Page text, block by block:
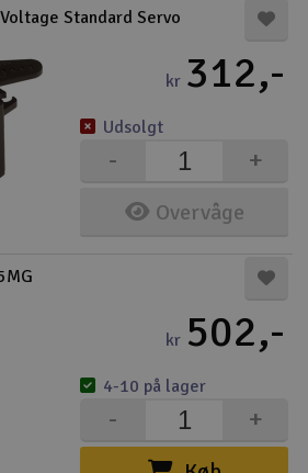
Standard Servo
kr 312,-
Overvåge
+
-
Udsolgt
kr 502,-
+
-
4-10 på lager